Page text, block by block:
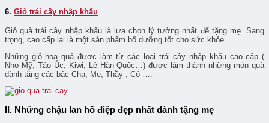
6. Giỏ trái cây nhập khẩu
Giỏ quà trái cây nhập khẩu là lựa chọn lý tưởng nhất để tặng mẹ. Sang
trọng, cao cấp lại là một sản phẩm bổ dưỡng tốt cho sức khỏe.
Những giỏ hoa quả được làm từ các loại trái cây nhập khẩu cao cấp (
Nho Mỹ, Táo Úc, Kiwi, Lê Hàn Quốc…) được làm thành những món quà
dành tặng các bậc Cha, Mẹ, Thầy , Cô ….
II. Những chậu lan hồ điệp đẹp nhất dành tặng mẹ